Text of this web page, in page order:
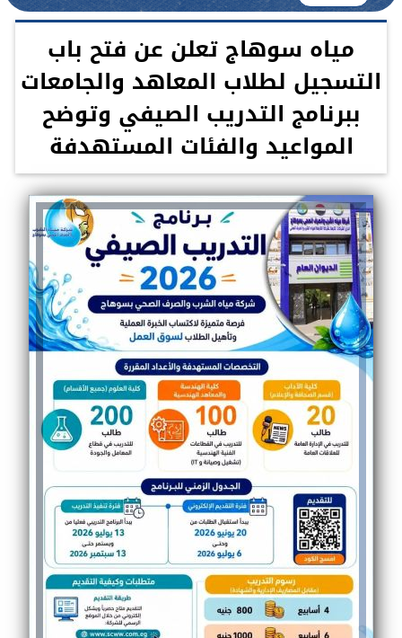
مياه سوهاج تعلن عن فتح باب
التسجيل لطلاب المعاهد والجامعات
ببرنامج التدريب الصيفي وتوضح
المواعيد والفئات المستهدفة